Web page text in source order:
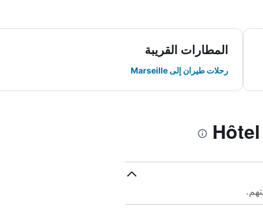
المطارات القريبة
رحلات طيران إلى Marseille